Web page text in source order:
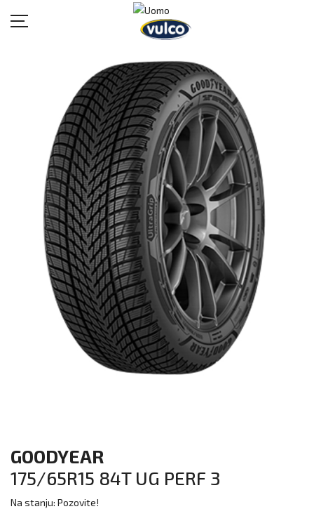
GOODYEAR
175/65R15 84T UG PERF 3
Na stanju: Pozovite!